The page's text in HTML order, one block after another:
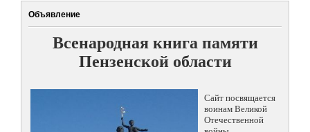
Объявление
Всенародная книга памяти
Пензенской области
Сайт посвящается
воинам Великой
Отечественной